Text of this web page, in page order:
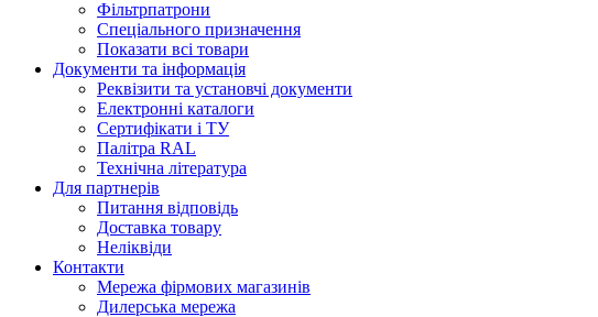
Фільтрпатрони
Спеціального призначення
Показати всі товари
Документи та інформація
Реквізити та установчі документи
Електронні каталоги
Сертифікати і ТУ
Палітра RAL
Технічна література
Для партнерів
Питання відповідь
Доставка товару
Неліквіди
Контакти
Мережа фірмових магазинів
Дилерська мережа